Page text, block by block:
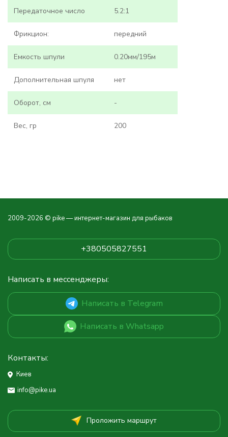
Передаточное число 5.2:1
Фрикцион: передний
Емкость шпули 0.20мм/195м
Дополнительная шпуля нет
Оборот, см -
Вес, гр 200
2009-2026 © pike — интернет-магазин для рыбаков
+380505827551
Написать в мессенджеры:
Написать в Telegram
Написать в Whatsapp
Контакты:
Киев
info@pike.ua
Проложить маршрут